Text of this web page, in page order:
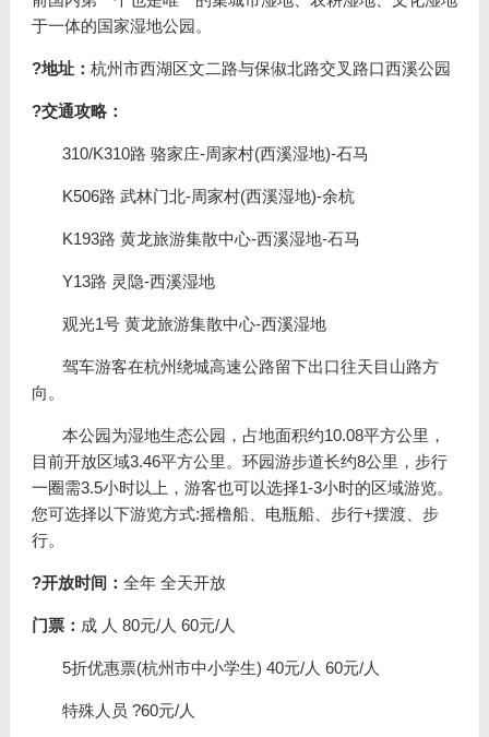
于一体的国家湿地公园。
?地址： 杭州市西湖区文二路与保俶北路交叉路口西溪公园
?交通攻略：
310/K310路 骆家庄-周家村(西溪湿地)-石马
K506路 武林门北-周家村(西溪湿地)-余杭
K193路 黄龙旅游集散中心-西溪湿地-石马
Y13路 灵隐-西溪湿地
观光1号 黄龙旅游集散中心-西溪湿地
驾车游客在杭州绕城高速公路留下出口往天目山路方
向。
本公园为湿地生态公园，占地面积约10.08平方公里，
目前开放区域3.46平方公里。环园游步道长约8公里，步行
一圈需3.5小时以上，游客也可以选择1-3小时的区域游览。
您可选择以下游览方式:摇橹船、电瓶船、步行+摆渡、步
行。
?开放时间： 全年 全天开放
门票： 成 人 80元/人 60元/人
5折优惠票(杭州市中小学生) 40元/人 60元/人
特殊人员 ?60元/人